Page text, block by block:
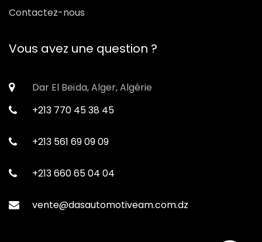
Contactez-nous
Vous avez une question ?
Dar El Beïda, Alger, Algérie
+213 770 45 38 45
+213 561 69 09 09
+213 660 65 04 04
vente@dasautomotiveam.com.dz